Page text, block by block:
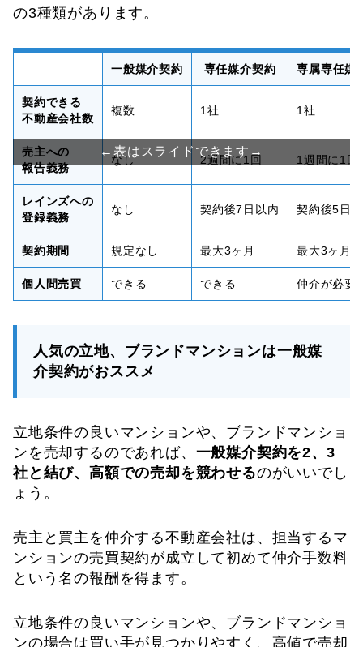
の3種類があります。
一般媒介契約 専任媒介契約 専属専任媒
契約できる
不動産会社数
複数 1社 1社
売主への
報告義務
なし 2週間に1回 1週間に1回
レインズへの
登録義務
なし 契約後7日以内 契約後5日
契約期間 規定なし 最大3ヶ月 最大3ヶ月
個人間売買 できる できる 仲介が必要
人気の立地、ブランドマンションは一般媒
介契約がおススメ
立地条件の良いマンションや、ブランドマンショ
ンを売却するのであれば、 一般媒介契約を2、3
社と結び、高額での売却を競わせるのがいいでし
ょう。
売主と買主を仲介する不動産会社は、担当するマ
ンションの売買契約が成立して初めて仲介手数料
という名の報酬を得ます。
立地条件の良いマンションや、ブランドマンショ
ンの場合は買い手が見つかりやすく、高値で売却